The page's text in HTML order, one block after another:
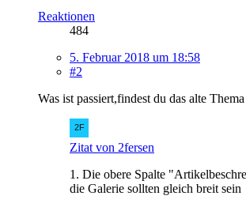
Reaktionen
484
5. Februar 2018 um 18:58
#2
Was ist passiert,findest du das alte
Zitat von 2fersen
1. Die obere Spalte
die Galerie sollten gleich breit sein